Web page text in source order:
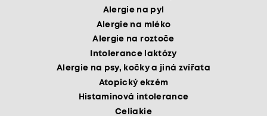
Alergie na pyl
Alergie na mléko
Alergie na roztoče
Intolerance laktózy
Alergie na psy, kočky a jiná zvířata
Atopický ekzém
Histaminová intolerance
Celiakie